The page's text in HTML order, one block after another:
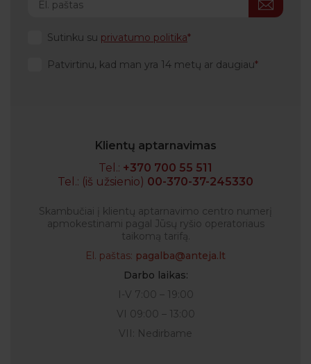
Sutinku su privatumo politika
Patvirtinu, kad man yra 14 metų ar daugiau
Klientų aptarnavimas
Tel.: +370 700 55 511
Tel.: (iš užsienio) 00-370-37-245330
Skambučiai į klientų aptarnavimo centro numerį
apmokestinami pagal Jūsų ryšio operatoriaus
taikomą tarifą.
El. paštas: pagalba@anteja.lt
Darbo laikas:
I-V 7:00 – 19:00
VI 09:00 – 13:00
VII: Nedirbame